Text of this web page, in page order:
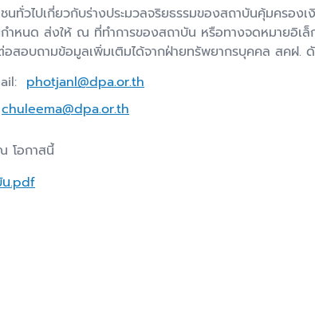
ทั่วไปเกี่ยวกับร่างประมวลจริยธรรมของสถาบันคุ้มครอง
ำหนด ส่งให้ ณ ที่ทำการของสถาบัน หรือทางจดหมายอิเ
สอบถามข้อมูลเพิ่มเติมได้จากฝ่ายทรัพยากรบุคคล สคฝ.
photjanl@dpa.or.th
chuleema@dpa.or.th
โอกาสนี้
น.pdf